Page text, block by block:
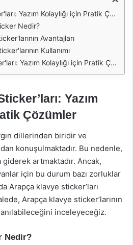
Yazım Kolaylığı için Pratik Çözümler
Nedir?
Avantajları
Kullanımı
Yazım Kolaylığı için Pratik Çözümler
Yazım
Çözümler
dillerinden biridir ve
konuşulmaktadır. Bu nedenle,
giderek artmaktadır. Ancak,
için bu durum bazı zorluklar
Arapça klavye sticker’ları
Arapça klavye sticker’larının
inceleyeceğiz.
Nedir?